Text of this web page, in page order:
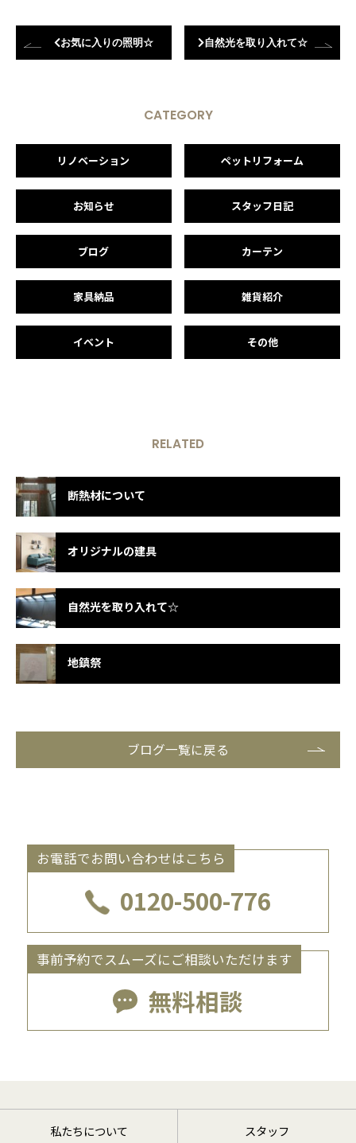
お気に入りの照明☆ 自然光を取り入れて☆
CATEGORY
リノベーション ペットリフォーム
お知らせ スタッフ日記
ブログ カーテン
家具納品 雑貨紹介
イベント その他
RELATED
断熱材について
オリジナルの建具
自然光を取り入れて☆
地鎮祭
ブログ一覧に戻る
お電話でお問い合わせはこちら
0120-500-776
事前予約でスムーズにご相談いただけます
無料相談
私たちについて スタッフ